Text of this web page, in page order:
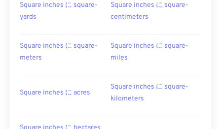
Square inches に square-
yards
Square inches に square-
centimeters
Square inches に square-
meters
Square inches に square-
miles
Square inches に acres
Square inches に square-
kilometers